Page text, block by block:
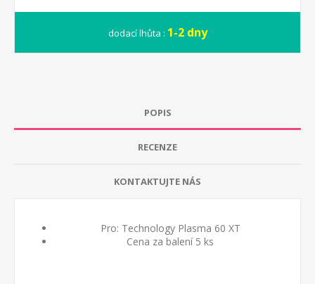
dodací lhůta : 1-2 dny
POPIS
RECENZE
KONTAKTUJTE NÁS
Pro: Technology Plasma 60 XT
Cena za balení 5 ks